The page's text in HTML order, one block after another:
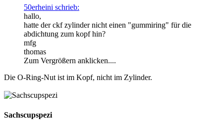
50erheini schrieb:
hallo,
hatte der ckf zylinder nicht einen "gummiring" für die
abdichtung zum kopf hin?
mfg
thomas
Zum Vergrößern anklicken....
Die O-Ring-Nut ist im Kopf, nicht im Zylinder.
Sachscupspezi